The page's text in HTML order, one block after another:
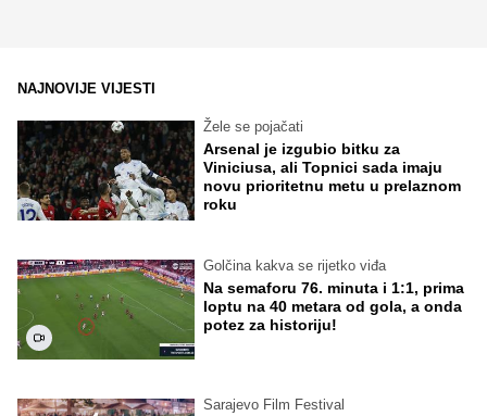
NAJNOVIJE VIJESTI
Žele se pojačati
Arsenal je izgubio bitku za
Viniciusa, ali Topnici sada imaju
novu prioritetnu metu u prelaznom
roku
Golčina kakva se rijetko viđa
Na semaforu 76. minuta i 1:1, prima
loptu na 40 metara od gola, a onda
potez za historiju!
Sarajevo Film Festival